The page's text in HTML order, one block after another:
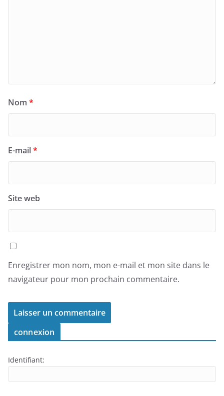
Nom *
E-mail*
Site web
Enregistrer mon nom, mon e-mail et mon site dans le
navigateur pour mon prochain commentaire.
connexion
Identifiant: